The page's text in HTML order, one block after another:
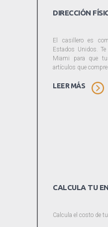
DIRECCIÓN
El casillero es
Estados Unidos.
Miami para que
artículos que
LEER MÁS
CALCULA TU
Calcula el costo de